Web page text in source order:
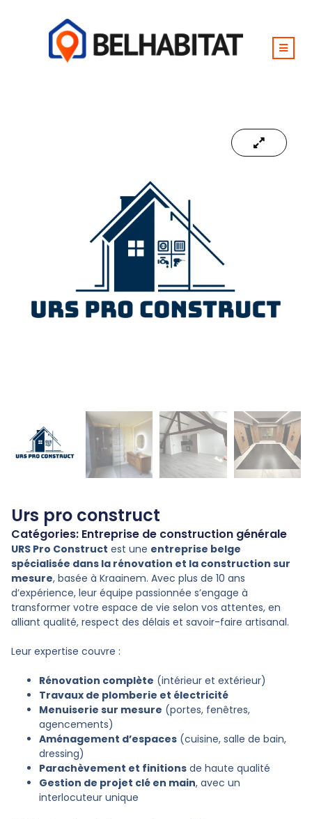
Urs pro construct
Catégories: Entreprise de construction générale
URS Pro Construct est une entreprise belge
spécialisée dans la rénovation et la construction sur
mesure, basée à Kraainem. Avec plus de 10 ans
d’expérience, leur équipe passionnée s’engage à
transformer votre espace de vie selon vos attentes, en
alliant qualité, respect des délais et savoir-faire artisanal.
Leur expertise couvre :
Rénovation complète (intérieur et extérieur)
Travaux de plomberie et électricité
Menuiserie sur mesure (portes, fenêtres,
agencements)
Aménagement d’espaces (cuisine, salle de bain,
dressing)
Parachèvement et finitions de haute qualité
Gestion de projet clé en main, avec un
interlocuteur unique